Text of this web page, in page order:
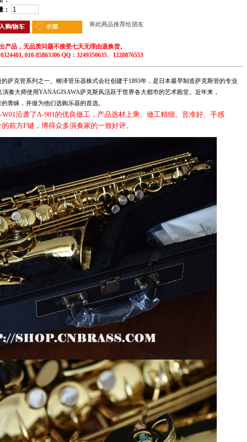
：
将此商品推荐给朋友
产品，无品质问题不接受七天无理由退换货。
010-85863306 QQ：3249350635、1228876553
萨克管系列之一。柳泽管乐器株式会社创建于1893年，是日本最早制造萨克斯管的专业
奏大师使用YANAGISAWA萨克斯风活跃于世界各大都市的艺术殿堂。近年来，
青睐，并做为他们选购乐器的首选。
沿袭了A-901的优良做工，产品选材上乘、做工精细、音准好、手感
前方F键，博得众多演奏家的一致好评。